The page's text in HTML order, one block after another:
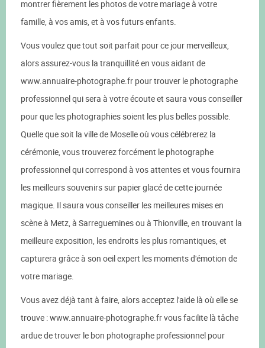
montrer fièrement les photos de votre mariage à votre
famille, à vos amis, et à vos futurs enfants.
Vous voulez que tout soit parfait pour ce jour merveilleux,
alors assurez-vous la tranquillité en vous aidant de
www.annuaire-photographe.fr pour trouver le photographe
professionnel qui sera à votre écoute et saura vous conseiller
pour que les photographies soient les plus belles possible.
Quelle que soit la ville de Moselle où vous célébrerez la
cérémonie, vous trouverez forcément le photographe
professionnel qui correspond à vos attentes et vous fournira
les meilleurs souvenirs sur papier glacé de cette journée
magique. Il saura vous conseiller les meilleures mises en
scène à Metz, à Sarreguemines ou à Thionville, en trouvant la
meilleure exposition, les endroits les plus romantiques, et
capturera grâce à son oeil expert les moments d'émotion de
votre mariage.
Vous avez déjà tant à faire, alors acceptez l'aide là où elle se
trouve : www.annuaire-photographe.fr vous facilite là tâche
ardue de trouver le bon photographe professionnel pour